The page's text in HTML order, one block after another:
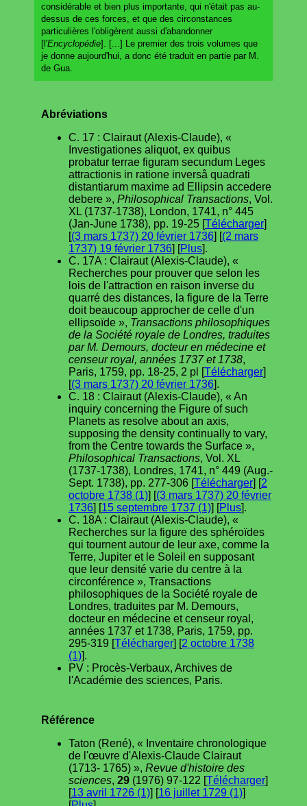
considérable et bien plus importante, qui n'était pas au-
dessus de ces forces, et que des circonstances
particulières l'obligèrent aussi d'abandonner
[l'Encyclopédie]. [...] Le premier des trois volumes que
je donne aujourd'hui, a donc été traduit en partie par M.
de Gua.
Abréviations
C. 17 : Clairaut (Alexis-Claude), «
Investigationes aliquot, ex quibus
probatur terrae figuram secundum Leges
attractionis in ratione inversâ quadrati
distantiarum maxime ad Ellipsin accedere
debere », Philosophical Transactions, Vol.
XL (1737-1738), London, 1741, n° 445
(Jan-June 1738), pp. 19-25 [Télécharger]
[(3 mars 1737) 20 février 1736] [(2 mars
1737) 19 février 1736] [Plus].
C. 17A : Clairaut (Alexis-Claude), «
Recherches pour prouver que selon les
lois de l'attraction en raison inverse du
quarré des distances, la figure de la Terre
doit beaucoup approcher de celle d'un
ellipsoïde », Transactions philosophiques
de la Société royale de Londres, traduites
par M. Demours, docteur en médecine et
censeur royal, années 1737 et 1738,
Paris, 1759, pp. 18-25, 2 pl [Télécharger]
[(3 mars 1737) 20 février 1736].
C. 18 : Clairaut (Alexis-Claude), « An
inquiry concerning the Figure of such
Planets as resolve about an axis,
supposing the density continually to vary,
from the Centre towards the Surface »,
Philosophical Transactions, Vol. XL
(1737-1738), Londres, 1741, n° 449 (Aug.-
Sept. 1738), pp. 277-306 [Télécharger] [2
octobre 1738 (1)] [(3 mars 1737) 20 février
1736] [15 septembre 1737 (1)] [Plus].
C. 18A : Clairaut (Alexis-Claude), «
Recherches sur la figure des sphéroïdes
qui tournent autour de leur axe, comme la
Terre, Jupiter et le Soleil en supposant
que leur densité varie du centre à la
circonférence », Transactions
philosophiques de la Société royale de
Londres, traduites par M. Demours,
docteur en médecine et censeur royal,
années 1737 et 1738, Paris, 1759, pp.
295-319 [Télécharger] [2 octobre 1738
(1)].
PV : Procès-Verbaux, Archives de
l'Académie des sciences, Paris.
Référence
Taton (René), « Inventaire chronologique
de l'œuvre d'Alexis-Claude Clairaut
(1713- 1765) », Revue d'histoire des
sciences, 29 (1976) 97-122 [Télécharger]
[13 avril 1726 (1)] [16 juillet 1729 (1)]